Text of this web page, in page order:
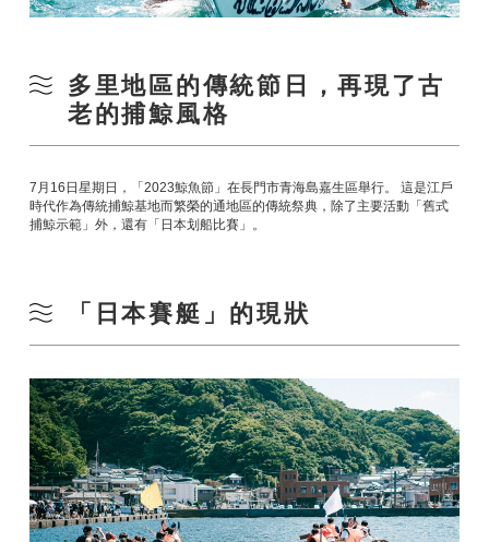
多里地區的傳統節日，再現了古
老的捕鯨風格
7月16日星期日，「2023鯨魚節」在長門市青海島嘉生區舉行。 這是江戶
時代作為傳統捕鯨基地而繁榮的通地區的傳統祭典，除了主要活動「舊式
捕鯨示範」外，還有「日本划船比賽」。
「日本賽艇」的現狀